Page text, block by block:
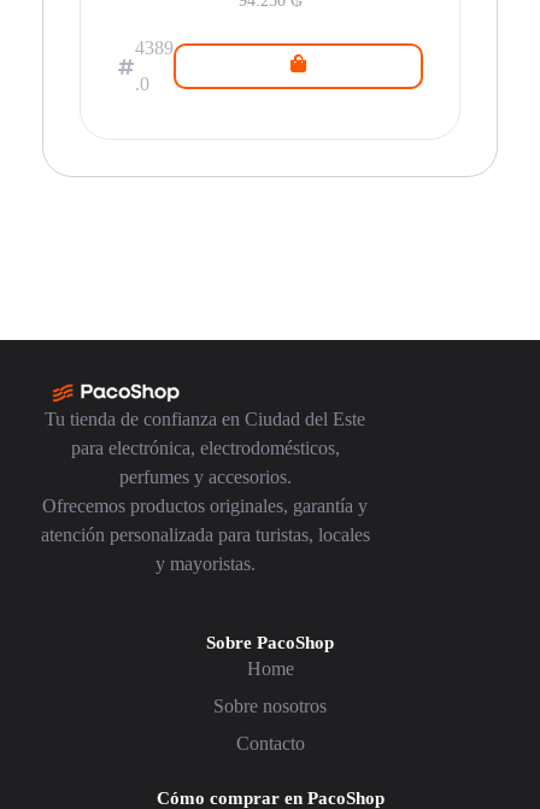
4389
.0
Tu tienda de confianza en Ciudad del Este
para electrónica, electrodomésticos,
perfumes y accesorios.
Ofrecemos productos originales, garantía y
atención personalizada para turistas, locales
y mayoristas.
Sobre PacoShop
Home
Sobre nosotros
Contacto
Cómo comprar en PacoShop